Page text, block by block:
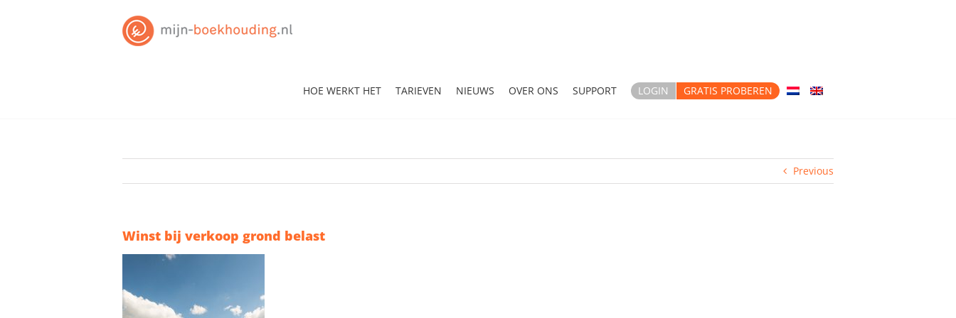
HOE WERKT HET TARIEVEN NIEUWS OVER ONS SUPPORT LOGIN GRATIS PROBEREN
Previous
Winst bij verkoop grond belast